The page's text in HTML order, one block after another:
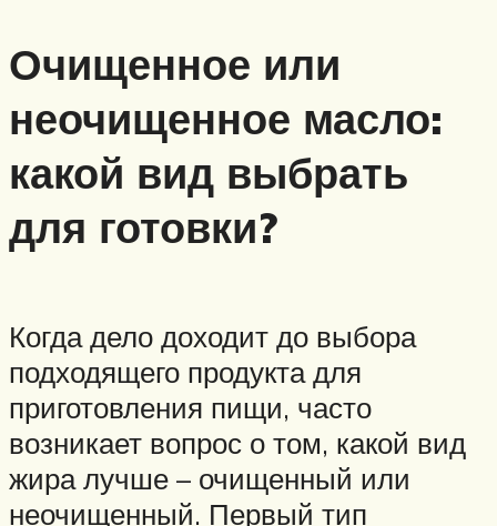
Очищенное или
неочищенное масло:
какой вид выбрать
для готовки?
Когда дело доходит до выбора
подходящего продукта для
приготовления пищи, часто
возникает вопрос о том, какой вид
жира лучше – очищенный или
неочищенный. Первый тип